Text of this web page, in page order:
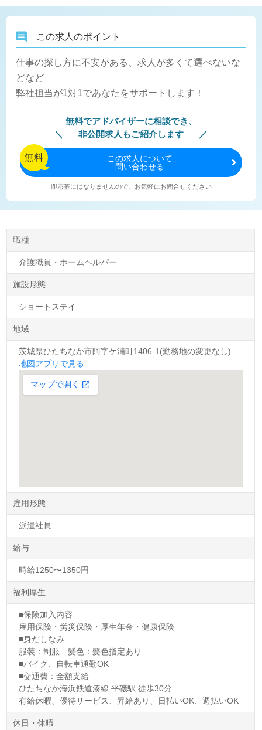
この求人のポイント
仕事の探し方に不安がある、求人が多くて選べないな
どなど
弊社担当が1対1であなたをサポートします！
無料でアドバイザーに相談でき、
非公開求人もご紹介します
無料 この求人について
問い合わせる
即応募にはなりませんので、お気軽にお問合せください
職種
介護職員・ホームヘルパー
施設形態
ショートステイ
地域
茨城県ひたちなか市阿字ケ浦町1406-1(勤務地の変更なし)
地図アプリで見る
雇用形態
派遣社員
給与
時給1250〜1350円
福利厚生
■保険加入内容
雇用保険・労災保険・厚生年金・健康保険
■身だしなみ
服装：制服 髪色：髪色指定あり
■バイク、自転車通勤OK
■交通費：全額支給
ひたちなか海浜鉄道湊線 平磯駅 徒歩30分
有給休暇、優待サービス、昇給あり、日払いOK、週払いOK
休日・休暇